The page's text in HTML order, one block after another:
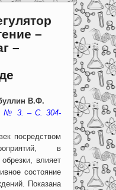
–
–
В.Ф.
№ 3. – С. 304-
посредством
в
влияет
состояние
Показана